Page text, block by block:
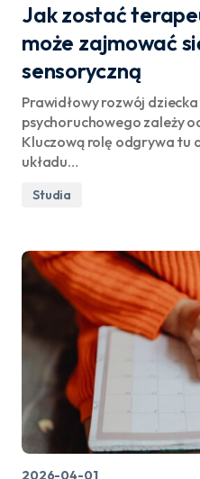
Jak zostać
może zajmować
sensoryczną
Prawidłowy rozwój
psychoruchowego zależy
Kluczową rolę odgrywa tu
układu…
Studia
2026-04-01